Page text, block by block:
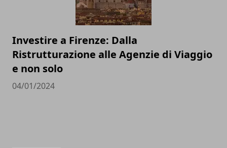
Investire a Firenze: Dalla
Ristrutturazione alle Agenzie di Viaggio
e non solo
04/01/2024